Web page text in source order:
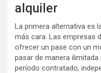
alquiler
La primera alternativa es
más cara. Las empresas
ofrecer un pase con un
pasar de manera
período contratado,